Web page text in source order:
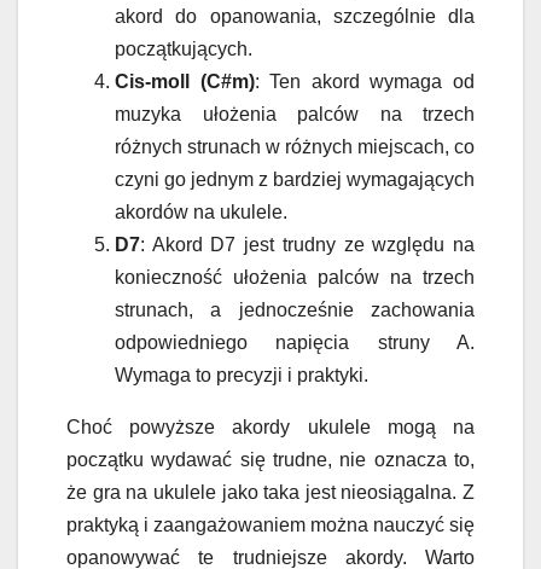
akord do opanowania, szczególnie dla
początkujących.
Cis-moll (C#m): Ten akord wymaga od
muzyka ułożenia palców na trzech
różnych strunach w różnych miejscach, co
czyni go jednym z bardziej wymagających
akordów na ukulele.
D7: Akord D7 jest trudny ze względu na
konieczność ułożenia palców na trzech
strunach, a jednocześnie zachowania
odpowiedniego napięcia struny A.
Wymaga to precyzji i praktyki.
Choć powyższe akordy ukulele mogą na
początku wydawać się trudne, nie oznacza to,
że gra na ukulele jako taka jest nieosiągalna. Z
praktyką i zaangażowaniem można nauczyć się
opanowywać te trudniejsze akordy. Warto